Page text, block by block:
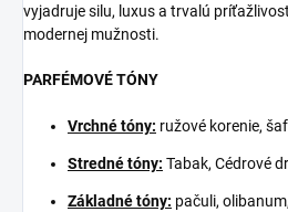
vyjadruje silu, luxus a trvalú
modernej mužnosti.
PARFÉMOVÉ TÓNY
Vrchné tóny: ružové korenie,
Stredné tóny: Tabak, Cédrové
Základné tóny: pačuli,